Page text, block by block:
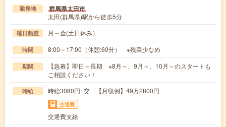
勤務地 群馬県太田市
太田(群馬県)駅から徒歩5分
曜日頻度 月～金(土日休み）
時間 8:00～17:00（休憩:60分） ※残業少なめ
期間
【急募】即日～長期 ※8月～、9月～、10月～のスタートも
ご相談ください！
時給 時給3080円+交 【月収例】49万2800円
交通費
交通費支給